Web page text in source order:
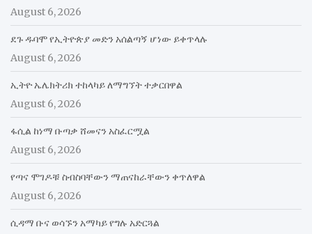
August 6, 2026
ደጉ ዱባሞ የኢትዮጵያ መድን አሰልጣኝ ሆነው ይቀጥላሉ
August 6, 2026
ኢትዮ ኤሌክትሪክ ተከላካይ ለማግኘት ተቃርበዋል
August 6, 2026
ፋሲል ከነማ ቡጣቃ ሸመናን አስፈርሟል
August 6, 2026
የጣና ሞገዶቹ ስብስባቸውን ማጠናከራቸውን ቀጥለዋል
August 6, 2026
ሲዳማ ቡና ወሳኙን አማካይ የግሉ አድርጓል